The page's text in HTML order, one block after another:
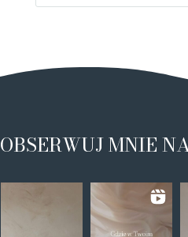
OBSERWUJ MNIE